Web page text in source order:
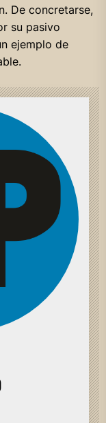
De concretarse,
su pasivo
ejemplo de